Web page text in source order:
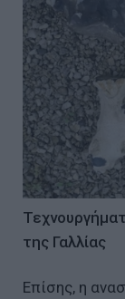
της Γαλλίας
Επίσης, η